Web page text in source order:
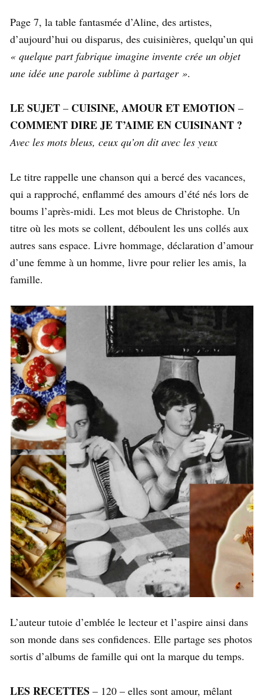
Page 7, la table fantasmée d’Aline, des artistes,
d’aujourd’hui ou disparus, des cuisinières, quelqu’un qui
« quelque part fabrique imagine invente crée un objet
une idée une parole sublime à partager ».
LE SUJET – CUISINE, AMOUR ET EMOTION –
COMMENT DIRE JE T’AIME EN CUISINANT ?
Avec les mots bleus, ceux qu’on dit avec les yeux
Le titre rappelle une chanson qui a bercé des vacances,
qui a rapproché, enflammé des amours d’été nés lors de
boums l’après-midi. Les mot bleus de Christophe. Un
titre où les mots se collent, déboulent les uns collés aux
autres sans espace. Livre hommage, déclaration d’amour
d’une femme à un homme, livre pour relier les amis, la
famille.
L’auteur tutoie d’emblée le lecteur et l’aspire ainsi dans
son monde dans ses confidences. Elle partage ses photos
sortis d’albums de famille qui ont la marque du temps.
LES RECETTES – 120 – elles sont amour, mêlant